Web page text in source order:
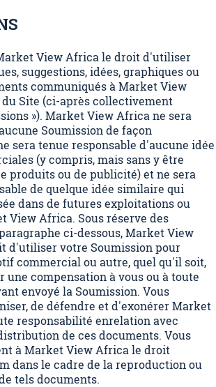
View Africa le droit d'utiliser
suggestions, idées, graphiques ou
communiqués à Market View
Site (ci-après collectivement
»). Market View Africa ne sera
Soumission de façon
sera tenue responsable d'aucune idée
(y compris, mais sans y être
produits ou de publicité) et ne sera
de quelque idée similaire qui
dans de futures exploitations ou
View Africa. Sous réserve des
ci-dessous, Market View
d'utiliser votre Soumission pour
commercial ou autre, quel qu'il soit,
une compensation à vous ou à toute
envoyé la Soumission. Vous
de défendre et d'exonérer Market
responsabilité enrelation avec
de ces documents. Vous
à Market View Africa le droit
dans le cadre de la reproduction ou
tels documents.